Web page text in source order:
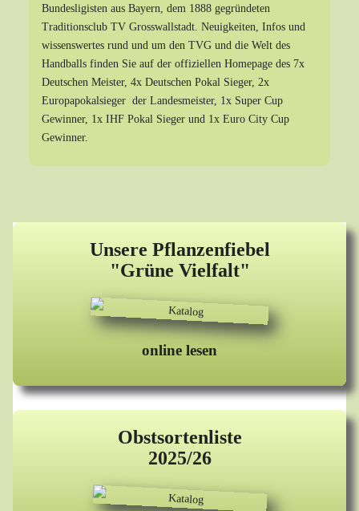
Unsere Pflanzenfiebel
"Grüne Vielfalt"
online lesen
Obstsortenliste
2025/26
Bundesligisten aus Bayern, dem 1888 gegründeten
Traditionsclub TV Grosswallstadt. Neuigkeiten, Infos und
wissenswertes rund und um den TVG und die Welt des
Handballs finden Sie auf der offiziellen Homepage des 7x
Deutschen Meister, 4x Deutschen Pokal Sieger, 2x
Europapokalsieger der Landesmeister, 1x Super Cup
Gewinner, 1x IHF Pokal Sieger und 1x Euro City Cup
Gewinner.